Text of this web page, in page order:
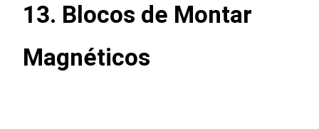
13. Blocos de Montar
Magnéticos